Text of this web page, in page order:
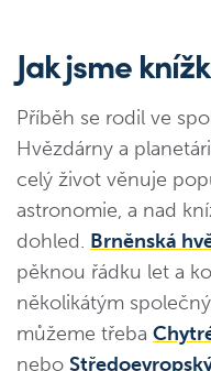
Jak jsme
Příběh se rodil ve
Hvězdárny a
celý život věnuje
astronomie, a nad
dohled. Brněnská
pěknou řádku let a
několikátým
můžeme třeba
nebo